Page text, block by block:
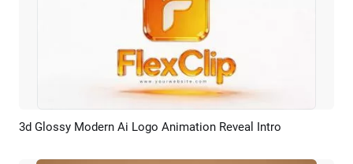
Pré-visualizar Criar IA
3d Glossy Modern Ai Logo Animation Reveal Intro